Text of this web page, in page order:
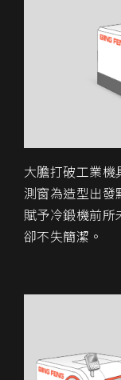
大膽打破工業
測窗為造型出發
賦予冷鍛機前
卻不失簡潔。